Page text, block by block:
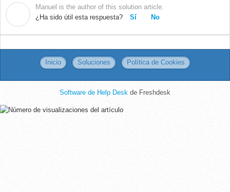
Manuel is the author of this solution article.
¿Ha sido útil esta respuesta?
Sí No
Inicio Soluciones Política de Cookies
Software de Help Desk de Freshdesk